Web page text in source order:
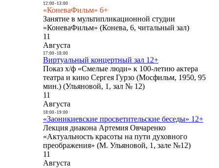
12:00- 13:00
«КоневаФильм» 6+
Занятие в мультипликационной студии
«КоневаФильм» (Конева, 6, читальный зал)
11
Августа
17:00- 18:00
Виртуальный концертный зал 12+
Показ х/ф «Смелые люди» к 100-летию актера
театра и кино Сергея Гурзо (Мосфильм, 1950, 95
мин.) (Ульяновой, 1, зал № 12)
11
Августа
18:00- 19:00
«Заоникиевские просветительские беседы» 12+
Лекция диакона Артемия Овчаренко
«Актуальность красоты на пути духовного
преображения» (М. Ульяновой, 1, зале №12)
11
Августа